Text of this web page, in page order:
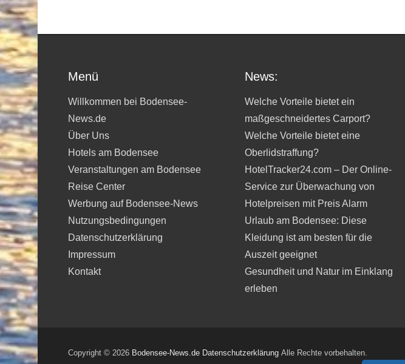
Menü
Willkommen bei Bodensee-
News.de
Über Uns
Hotels am Bodensee
Veranstaltungen am Bodensee
Reise Center
Werbung auf Bodensee-News
Nutzungsbedingungen
Datenschutzerklärung
Impressum
Kontakt
News:
Welche Vorteile bietet ein
maßgeschneidertes Carport?
Welche Vorteile bietet eine
Oberlidstraffung?
HotelTracker24.com – Der Online-
Service zur Überwachung von
Hotelpreisen mit Preis Alarm
Urlaub am Bodensee: Diese
Kleidung ist am besten für die
Auszeit geeignet
Gesundheit und Natur im Einklang
erleben
Copyright © 2026 Bodensee-News.de Datenschutzerklärung Alle Rechte vorbehalten.